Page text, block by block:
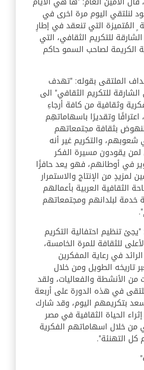
لنلتقي اليوم مرة اخرى في
المُتميزة التي تنعقد في إطارِ
للتكريم الثقافي، التي
الكريمة لصاحب السمو حاكم
الملتقى بقوله: "تهدف
للتكريم الثقافي" الى
وثقافية من كافة أرجاءِ
وتقديرًا باسهاماتهِم
بثقافة مجتمعاتهم
شعوبهم، والتكريم غير أنه
يقودون مسيرة الفكر
في أوطانهم، فهو يعد حافزًا
لمزيدٍ من الإنتاج والاستمرار
الثقافية العربية بأعمالهم
خدمة لبلدانهم ومجتمعاتهم
تنظيم احتفالية التكريم
للثقافة للمرة الخامسة،
في رعاية المفكرين
تاريخه الطويل ومن خلال
من الأنشطة والفعاليات، ولقد
في هذه الدورة على أربعة
بتكريمهم اليوم، وقد شارك
الحياة الثقافية في مصر
من خلال اسهاماتهم الفكرية
كل التهنئة".